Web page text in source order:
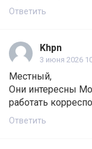
Ответить
Khpn
3 июня 2026
Местный,
Они интересны
работать
Ответить